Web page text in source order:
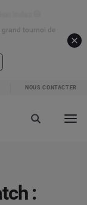
grand tournoi de
NOUS CONTACTER
: